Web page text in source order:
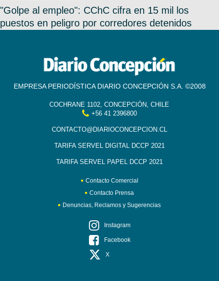
"Golpe al empleo": CChC cifra en 15 mil los
puestos en peligro por corredores detenidos
EMPRESA PERIODÍSTICA DIARIO CONCEPCIÓN S.A. ©2008
COCHRANE 1102, CONCEPCIÓN, CHILE
+56 41 2396800
CONTACTO@DIARIOCONCEPCION.CL
TARIFA SERVEL DIGITAL DCCP 2021
TARIFA SERVEL PAPEL DCCP 2021
Contacto Comercial
Contacto Prensa
Denuncias, Reclamos y Sugerencias
Instagram
Facebook
X